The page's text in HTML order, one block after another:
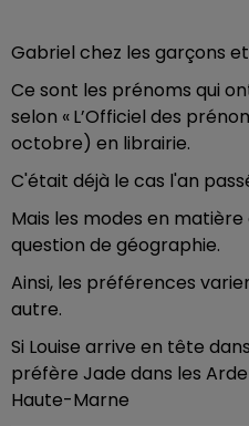
Gabriel chez les garçons
Ce sont les prénoms qui
selon « L’Officiel des
octobre) en librairie.
C'était déjà le cas l'an
Mais les modes en
question de géographie.
Ainsi, les préférences
autre.
Si Louise arrive en tête
préfère Jade dans les
Haute-Marne